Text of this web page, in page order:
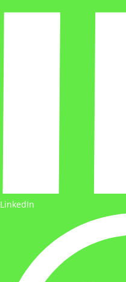
LinkedIn